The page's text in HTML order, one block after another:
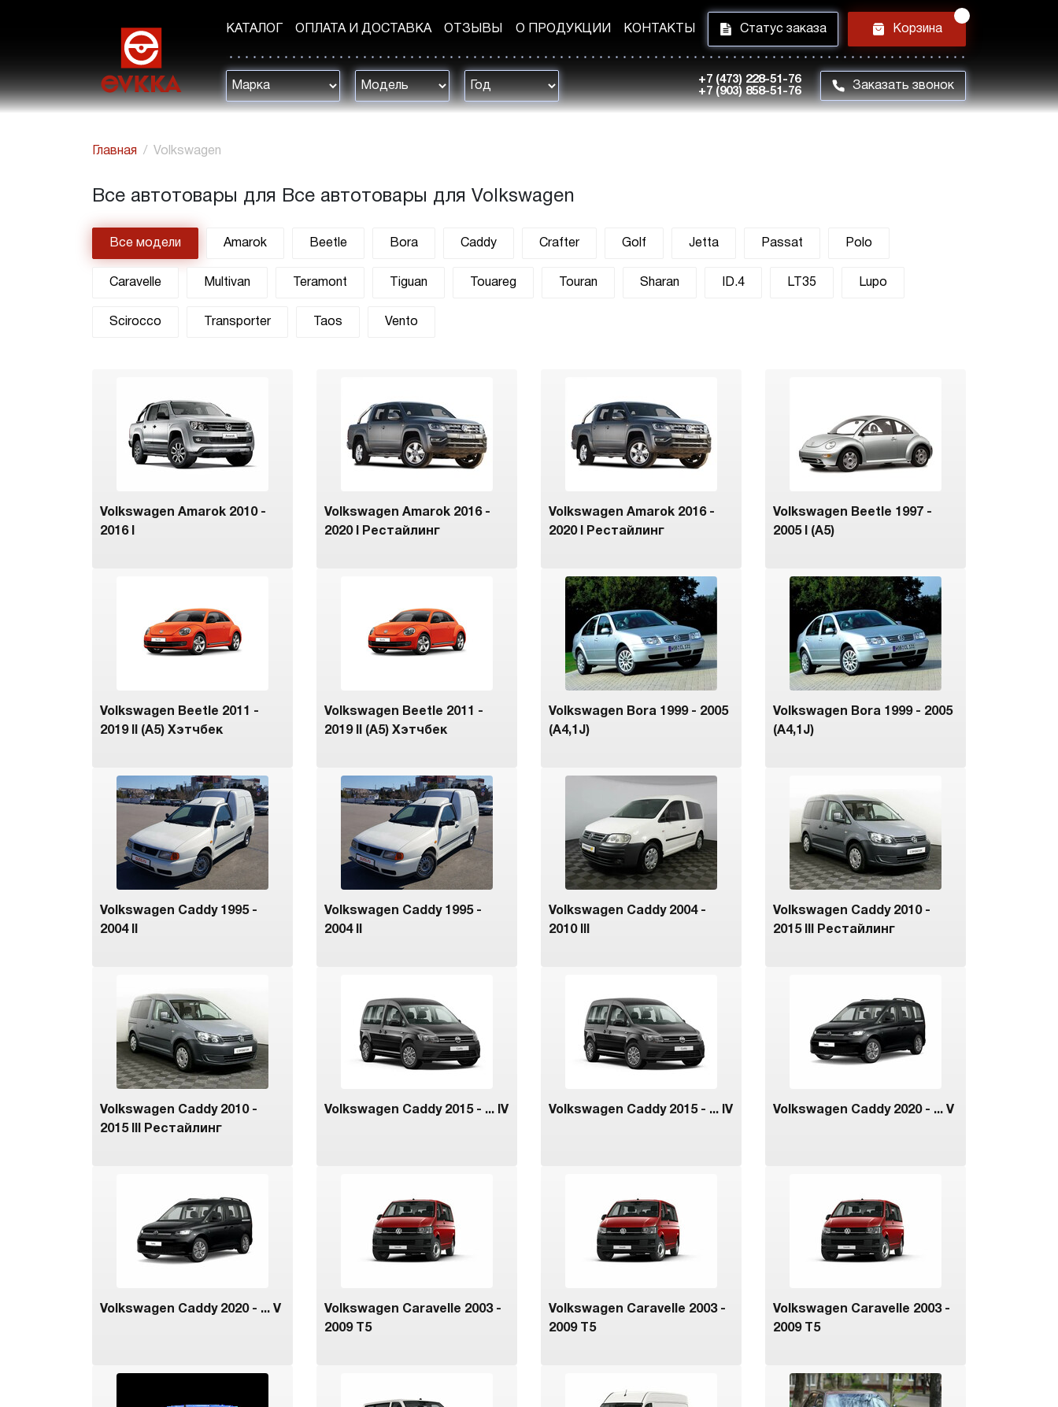
КАТАЛОГ ОПЛАТА И ДОСТАВКА ОТЗЫВЫ О ПРОДУКЦИИ КОНТАКТЫ i Статус заказа h Корзина
+7 (473) 228-51-76
+7 (903) 858-51-76
m Заказать звонок
Главная Volkswagen
Все автотовары для Все автотовары для Volkswagen
Все модели Amarok Beetle Bora Caddy Crafter Golf Jetta Passat Polo
Caravelle Multivan Teramont Tiguan Touareg Touran Sharan ID.4 LT35 Lupo
Scirocco Transporter Taos Vento
Volkswagen Amarok 2010 -
2016 I
Volkswagen Amarok 2016 -
2020 I Рестайлинг
Volkswagen Amarok 2016 -
2020 I Рестайлинг
Volkswagen Beetle 1997 -
2005 I (A5)
Volkswagen Beetle 2011 -
2019 II (A5) Хэтчбек
Volkswagen Beetle 2011 -
2019 II (A5) Хэтчбек
Volkswagen Bora 1999 - 2005
(A4,1J)
Volkswagen Bora 1999 - 2005
(A4,1J)
Volkswagen Caddy 1995 -
2004 II
Volkswagen Caddy 1995 -
2004 II
Volkswagen Caddy 2004 -
2010 III
Volkswagen Caddy 2010 -
2015 III Рестайлинг
Volkswagen Caddy 2010 -
2015 III Рестайлинг
Volkswagen Caddy 2015 - ... IV Volkswagen Caddy 2015 - ... IV Volkswagen Caddy 2020 - ... V
Volkswagen Caddy 2020 - ... V
Volkswagen Caravelle 2003 -
2009 T5
Volkswagen Caravelle 2003 -
2009 T5
Volkswagen Caravelle 2003 -
2009 T5